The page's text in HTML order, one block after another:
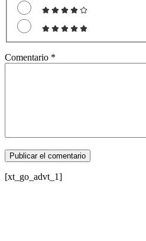
Comentario *
[xt_go_advt_1]